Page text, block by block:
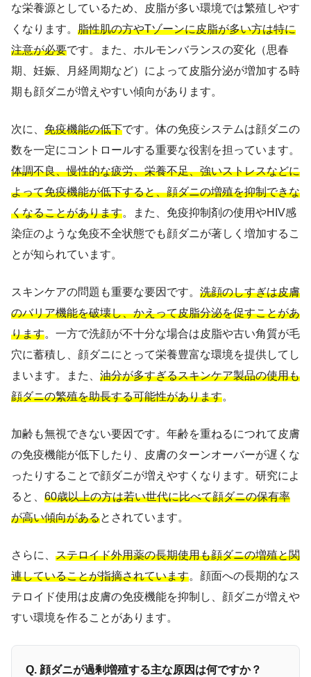
な栄養源としているため、皮脂が多い環境では繁殖しやす
くなります。 脂性肌の方やTゾーンに皮脂が多い方は特に
注意が必要です。また、ホルモンバランスの変化（思春
期、妊娠、月経周期など）によって皮脂分泌が増加する時
期も顔ダニが増えやすい傾向があります。
次に、 免疫機能の低下です。体の免疫システムは顔ダニの
数を一定にコントロールする重要な役割を担っています。
体調不良、慢性的な疲労、栄養不足、強いストレスなどに
よって免疫機能が低下すると、顔ダニの増殖を抑制できな
くなることがあります。また、免疫抑制剤の使用やHIV感
染症のような免疫不全状態でも顔ダニが著しく増加するこ
とが知られています。
スキンケアの問題も重要な要因です。 洗顔のしすぎは皮膚
のバリア機能を破壊し、かえって皮脂分泌を促すことがあ
ります。一方で洗顔が不十分な場合は皮脂や古い角質が毛
穴に蓄積し、顔ダニにとって栄養豊富な環境を提供してし
まいます。また、 油分が多すぎるスキンケア製品の使用も
顔ダニの繁殖を助長する可能性があります。
加齢も無視できない要因です。年齢を重ねるにつれて皮膚
の免疫機能が低下したり、皮膚のターンオーバーが遅くな
ったりすることで顔ダニが増えやすくなります。研究によ
ると、 60歳以上の方は若い世代に比べて顔ダニの保有率
が高い傾向があるとされています。
さらに、 ステロイド外用薬の長期使用も顔ダニの増殖と関
連していることが指摘されています。顔面への長期的なス
テロイド使用は皮膚の免疫機能を抑制し、顔ダニが増えや
すい環境を作ることがあります。
Q. 顔ダニが過剰増殖する主な原因は何ですか？